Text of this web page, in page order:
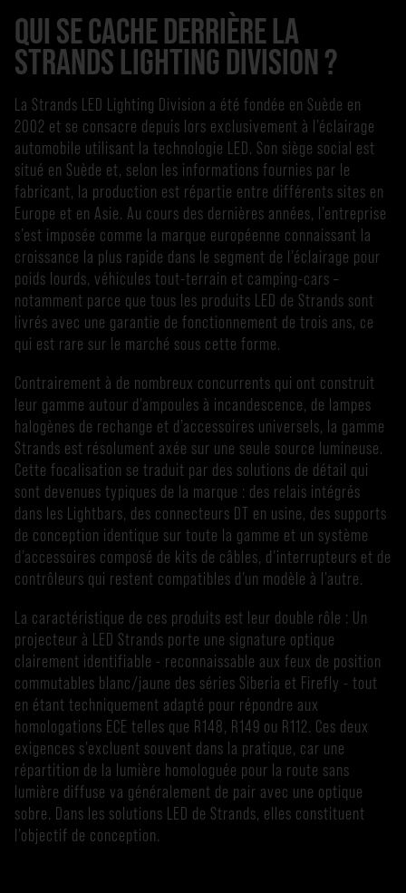
QUI SE CACHE DERRIÈRE LA
STRANDS LIGHTING DIVISION ?
La Strands LED Lighting Division a été fondée en Suède en
2002 et se consacre depuis lors exclusivement à l’éclairage
automobile utilisant la technologie LED. Son siège social est
situé en Suède et, selon les informations fournies par le
fabricant, la production est répartie entre différents sites en
Europe et en Asie. Au cours des dernières années, l’entreprise
s’est imposée comme la marque européenne connaissant la
croissance la plus rapide dans le segment de l’éclairage pour
poids lourds, véhicules tout-terrain et camping-cars –
notamment parce que tous les produits LED de Strands sont
livrés avec une garantie de fonctionnement de trois ans, ce
qui est rare sur le marché sous cette forme.
Contrairement à de nombreux concurrents qui ont construit
leur gamme autour d’ampoules à incandescence, de lampes
halogènes de rechange et d’accessoires universels, la gamme
Strands est résolument axée sur une seule source lumineuse.
Cette focalisation se traduit par des solutions de détail qui
sont devenues typiques de la marque : des relais intégrés
dans les Lightbars, des connecteurs DT en usine, des supports
de conception identique sur toute la gamme et un système
d’accessoires composé de kits de câbles, d’interrupteurs et de
contrôleurs qui restent compatibles d’un modèle à l’autre.
La caractéristique de ces produits est leur double rôle : Un
projecteur à LED Strands porte une signature optique
clairement identifiable - reconnaissable aux feux de position
commutables blanc/jaune des séries Siberia et Firefly - tout
en étant techniquement adapté pour répondre aux
homologations ECE telles que R148, R149 ou R112. Ces deux
exigences s’excluent souvent dans la pratique, car une
répartition de la lumière homologuée pour la route sans
lumière diffuse va généralement de pair avec une optique
sobre. Dans les solutions LED de Strands, elles constituent
l’objectif de conception.